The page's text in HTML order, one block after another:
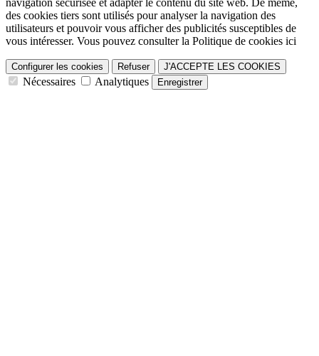
des cookies tiers sont utilisés pour analyser la navigation des
utilisateurs et pouvoir vous afficher des publicités susceptibles de
vous intéresser. Vous pouvez consulter la Politique de cookies ici
Configurer les cookies Refuser J'ACCEPTE LES COOKIES
Nécessaires Analytiques Enregistrer